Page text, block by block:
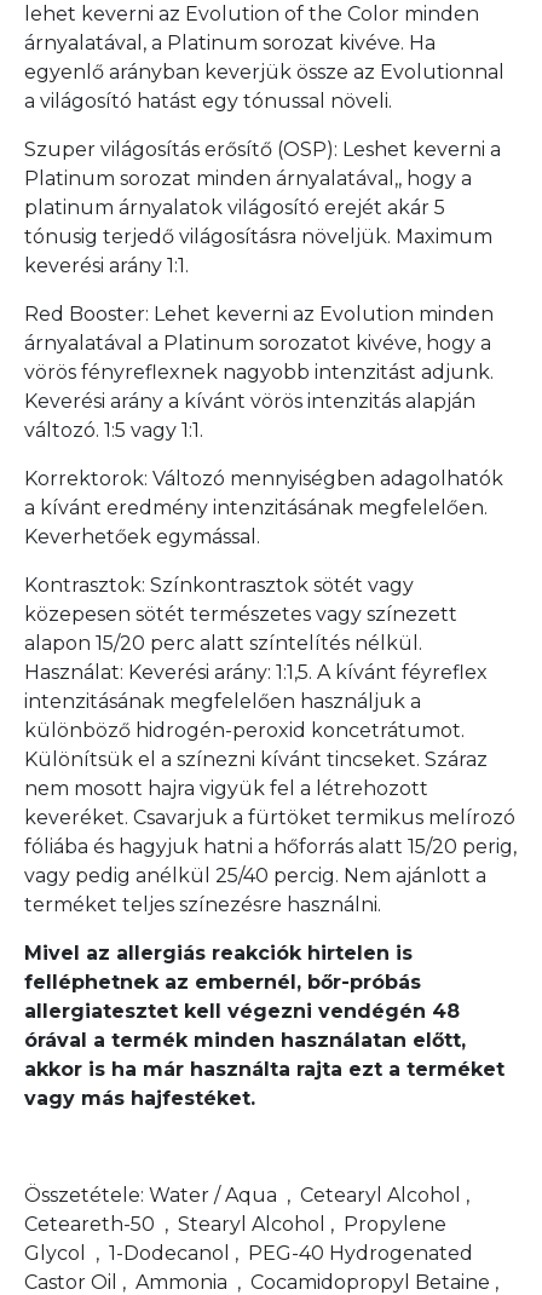
lehet keverni az Evolution of the Color minden
árnyalatával, a Platinum sorozat kivéve. Ha
egyenlő arányban keverjük össze az Evolutionnal
a világosító hatást egy tónussal növeli.
Szuper világosítás erősítő (OSP): Leshet keverni a
Platinum sorozat minden árnyalatával,, hogy a
platinum árnyalatok világosító erejét akár 5
tónusig terjedő világosításra növeljük. Maximum
keverési arány 1:1.
Red Booster: Lehet keverni az Evolution minden
árnyalatával a Platinum sorozatot kivéve, hogy a
vörös fényreflexnek nagyobb intenzitást adjunk.
Keverési arány a kívánt vörös intenzitás alapján
változó. 1:5 vagy 1:1.
Korrektorok: Változó mennyiségben adagolhatók
a kívánt eredmény intenzitásának megfelelően.
Keverhetőek egymással.
Kontrasztok: Színkontrasztok sötét vagy
közepesen sötét természetes vagy színezett
alapon 15/20 perc alatt színtelítés nélkül.
Használat: Keverési arány: 1:1,5. A kívánt féyreflex
intenzitásának megfelelően használjuk a
különböző hidrogén-peroxid koncetrátumot.
Különítsük el a színezni kívánt tincseket. Száraz
nem mosott hajra vigyük fel a létrehozott
keveréket. Csavarjuk a fürtöket termikus melírozó
fóliába és hagyjuk hatni a hőforrás alatt 15/20 perig,
vagy pedig anélkül 25/40 percig. Nem ajánlott a
terméket teljes színezésre használni.
Mivel az allergiás reakciók hirtelen is
felléphetnek az embernél, bőr-próbás
allergiatesztet kell végezni vendégén 48
órával a termék minden használatan előtt,
akkor is ha már használta rajta ezt a terméket
vagy más hajfestéket.
Összetétele: Water / Aqua , Cetearyl Alcohol ,
Ceteareth-50 , Stearyl Alcohol , Propylene
Glycol , 1-Dodecanol , PEG-40 Hydrogenated
Castor Oil , Ammonia , Cocamidopropyl Betaine ,